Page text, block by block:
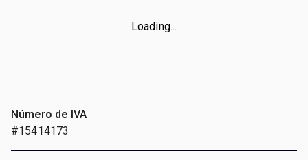
Loading...
Número de IVA
#15414173